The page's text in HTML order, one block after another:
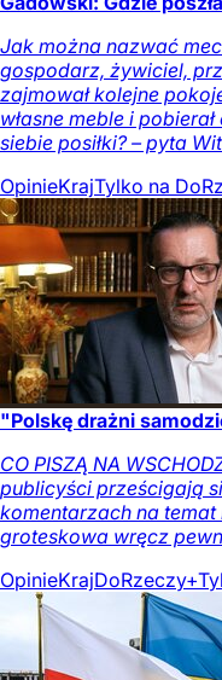
Jak można nazwać
gospodarz, żywiciel,
zajmował kolejne
własne meble i
siebie posiłki? – pyta
OpinieKrajTylko na
"Polskę drażni
CO PISZĄ NA
publicyści prześcigają
komentarzach na
groteskowa wręcz
OpinieKrajDoRzeczy+